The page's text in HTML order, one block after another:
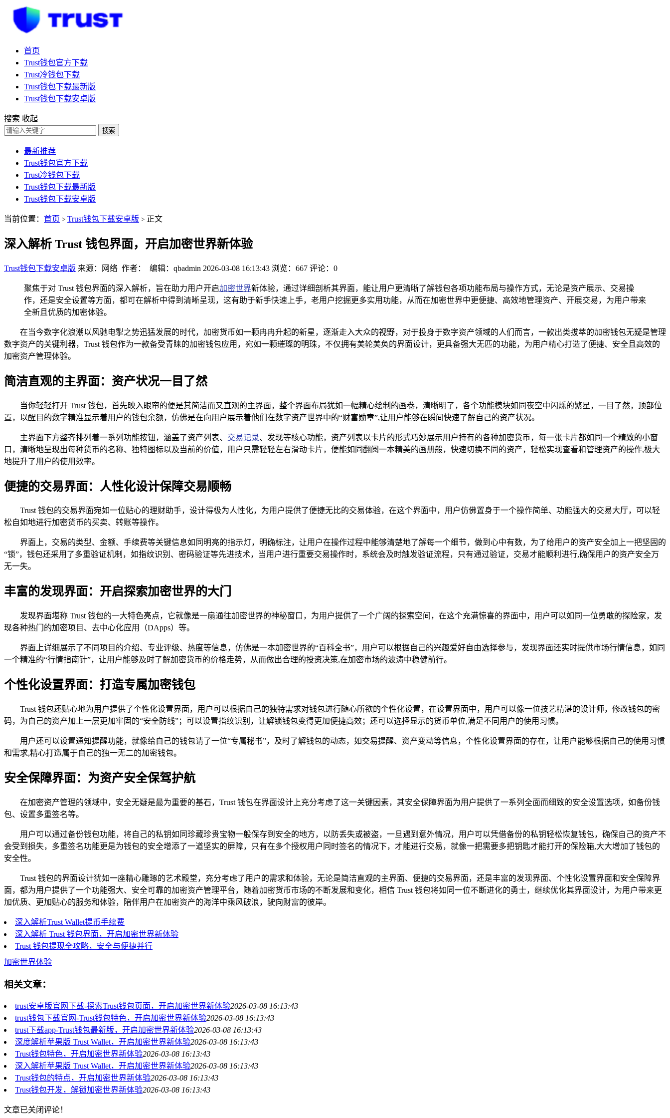
首页
Trust钱包官方下载
Trust冷钱包下载
Trust钱包下载最新版
Trust钱包下载安卓版
搜索 收起
搜索
最新推荐
Trust钱包官方下载
Trust冷钱包下载
Trust钱包下载最新版
Trust钱包下载安卓版
当前位置： 首页 > Trust钱包下载安卓版 > 正文
深入解析 Trust 钱包界面，开启加密世界新体验
Trust钱包下载安卓版 来源：网络 作者： 编辑：qbadmin 2026-03-08 16:13:43 浏览：667 评论：0
聚焦于对 Trust 钱包界面的深入解析，旨在助力用户开启加密世界新体验，通过详细剖析其界面，能让用户更清晰了解钱包各项功能布局与操作方式，无论是资产展示、交易操
作，还是安全设置等方面，都可在解析中得到清晰呈现，这有助于新手快速上手，老用户挖掘更多实用功能，从而在加密世界中更便捷、高效地管理资产、开展交易，为用户带来
全新且优质的加密体验。
在当今数字化浪潮以风驰电掣之势迅猛发展的时代，加密货币如一颗冉冉升起的新星，逐渐走入大众的视野，对于投身于数字资产领域的人们而言，一款出类拔萃的加密钱包无疑是管理
数字资产的关键利器，Trust 钱包作为一款备受青睐的加密钱包应用，宛如一颗璀璨的明珠，不仅拥有美轮美奂的界面设计，更具备强大无匹的功能，为用户精心打造了便捷、安全且高效的
加密资产管理体验。
简洁直观的主界面：资产状况一目了然
当你轻轻打开 Trust 钱包，首先映入眼帘的便是其简洁而又直观的主界面，整个界面布局犹如一幅精心绘制的画卷，清晰明了，各个功能模块如同夜空中闪烁的繁星，一目了然，顶部位
置，以醒目的数字精准显示着用户的钱包余额，仿佛是在向用户展示着他们在数字资产世界中的“财富勋章”,让用户能够在瞬间快速了解自己的资产状况。
主界面下方整齐排列着一系列功能按钮，涵盖了资产列表、 交易记录、发现等核心功能，资产列表以卡片的形式巧妙展示用户持有的各种加密货币，每一张卡片都如同一个精致的小窗
口，清晰地呈现出每种货币的名称、独特图标以及当前的价值，用户只需轻轻左右滑动卡片，便能如同翻阅一本精美的画册般，快速切换不同的资产，轻松实现查看和管理资产的操作,极大
地提升了用户的使用效率。
便捷的交易界面：人性化设计保障交易顺畅
Trust 钱包的交易界面宛如一位贴心的理财助手，设计得极为人性化，为用户提供了便捷无比的交易体验，在这个界面中，用户仿佛置身于一个操作简单、功能强大的交易大厅，可以轻
松自如地进行加密货币的买卖、转账等操作。
界面上，交易的类型、金额、手续费等关键信息如同明亮的指示灯，明确标注，让用户在操作过程中能够清楚地了解每一个细节，做到心中有数，为了给用户的资产安全加上一把坚固的
“锁”，钱包还采用了多重验证机制，如指纹识别、密码验证等先进技术，当用户进行重要交易操作时，系统会及时触发验证流程，只有通过验证，交易才能顺利进行,确保用户的资产安全万
无一失。
丰富的发现界面：开启探索加密世界的大门
发现界面堪称 Trust 钱包的一大特色亮点，它就像是一扇通往加密世界的神秘窗口，为用户提供了一个广阔的探索空间，在这个充满惊喜的界面中，用户可以如同一位勇敢的探险家，发
现各种热门的加密项目、去中心化应用（DApps）等。
界面上详细展示了不同项目的介绍、专业评级、热度等信息，仿佛是一本加密世界的“百科全书”，用户可以根据自己的兴趣爱好自由选择参与，发现界面还实时提供市场行情信息，如同
一个精准的“行情指南针”，让用户能够及时了解加密货币的价格走势，从而做出合理的投资决策,在加密市场的波涛中稳健前行。
个性化设置界面：打造专属加密钱包
Trust 钱包还贴心地为用户提供了个性化设置界面，用户可以根据自己的独特需求对钱包进行随心所欲的个性化设置，在设置界面中，用户可以像一位技艺精湛的设计师，修改钱包的密
码，为自己的资产加上一层更加牢固的“安全防线”；可以设置指纹识别，让解锁钱包变得更加便捷高效；还可以选择显示的货币单位,满足不同用户的使用习惯。
用户还可以设置通知提醒功能，就像给自己的钱包请了一位“专属秘书”，及时了解钱包的动态，如交易提醒、资产变动等信息，个性化设置界面的存在，让用户能够根据自己的使用习惯
和需求,精心打造属于自己的独一无二的加密钱包。
安全保障界面：为资产安全保驾护航
在加密资产管理的领域中，安全无疑是最为重要的基石，Trust 钱包在界面设计上充分考虑了这一关键因素，其安全保障界面为用户提供了一系列全面而细致的安全设置选项，如备份钱
包、设置多重签名等。
用户可以通过备份钱包功能，将自己的私钥如同珍藏珍贵宝物一般保存到安全的地方，以防丢失或被盗，一旦遇到意外情况，用户可以凭借备份的私钥轻松恢复钱包，确保自己的资产不
会受到损失，多重签名功能更是为钱包的安全增添了一道坚实的屏障，只有在多个授权用户同时签名的情况下，才能进行交易，就像一把需要多把钥匙才能打开的保险箱,大大增加了钱包的
安全性。
Trust 钱包的界面设计犹如一座精心雕琢的艺术殿堂，充分考虑了用户的需求和体验，无论是简洁直观的主界面、便捷的交易界面，还是丰富的发现界面、个性化设置界面和安全保障界
面，都为用户提供了一个功能强大、安全可靠的加密资产管理平台，随着加密货币市场的不断发展和变化，相信 Trust 钱包将如同一位不断进化的勇士，继续优化其界面设计，为用户带来更
加优质、更加贴心的服务和体验，陪伴用户在加密资产的海洋中乘风破浪，驶向财富的彼岸。
深入解析Trust Wallet提币手续费
深入解析 Trust 钱包界面，开启加密世界新体验
Trust 钱包提现全攻略，安全与便捷并行
加密世界体验
相关文章：
trust安卓版官网下载-探索Trust钱包页面，开启加密世界新体验2026-03-08 16:13:43
trust钱包下载官网-Trust钱包特色，开启加密世界新体验2026-03-08 16:13:43
trust下载app-Trust钱包最新版，开启加密世界新体验2026-03-08 16:13:43
深度解析苹果版 Trust Wallet，开启加密世界新体验2026-03-08 16:13:43
Trust钱包特色，开启加密世界新体验2026-03-08 16:13:43
深入解析苹果版 Trust Wallet，开启加密世界新体验2026-03-08 16:13:43
Trust钱包的特点，开启加密世界新体验2026-03-08 16:13:43
Trust钱包开发，解锁加密世界新体验2026-03-08 16:13:43
文章已关闭评论！